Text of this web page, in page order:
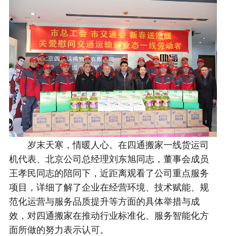
岁末天寒，情暖人心。在四通搬家一线货运司
机代表、北京公司总经理刘东旭同志，董事会成员
王孝民同志的陪同下，近距离观看了公司重点服务
项目，详细了解了企业在经营环境、技术赋能、规
范化运营与服务品质提升等方面的具体举措与成
效，对四通搬家在推动行业标准化、服务智能化方
面所做的努力表示认可。